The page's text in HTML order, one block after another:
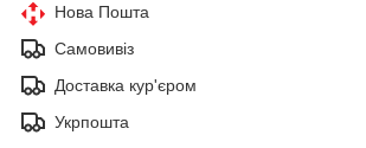
Нова Пошта
Самовивіз
Доставка кур'єром
Укрпошта